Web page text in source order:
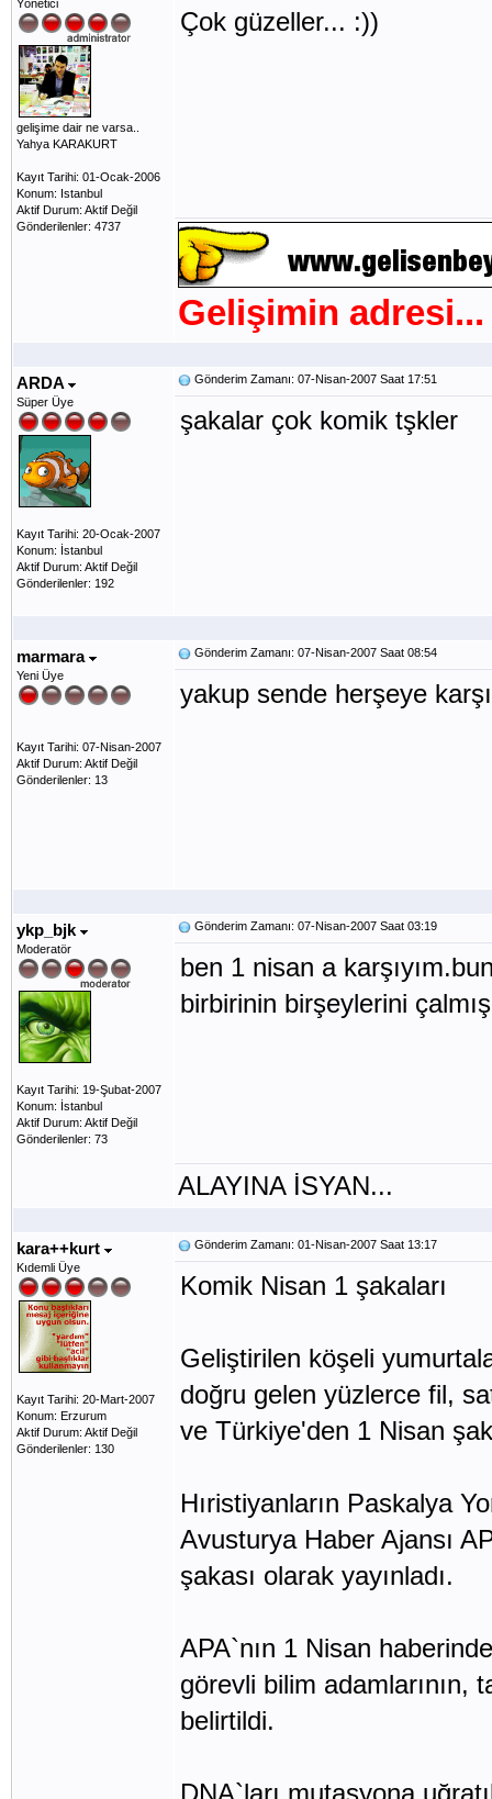
Yönetici
gelişime dair ne varsa..
Yahya KARAKURT
Kayıt Tarihi: 01-Ocak-2006
Konum: Istanbul
Aktif Durum: Aktif Değil
Gönderilenler: 4737
Çok güzeller... :))
Gelişimin adresi...
ARDA
Süper Üye
Kayıt Tarihi: 20-Ocak-2007
Konum: İstanbul
Aktif Durum: Aktif Değil
Gönderilenler: 192
Gönderim Zamanı: 07-Nisan-2007 Saat 17:51
şakalar çok komik tşkler
marmara
Yeni Üye
Kayıt Tarihi: 07-Nisan-2007
Aktif Durum: Aktif Değil
Gönderilenler: 13
Gönderim Zamanı: 07-Nisan-2007 Saat 08:54
yakup sende herşeye
ykp_bjk
Moderatör
Kayıt Tarihi: 19-Şubat-2007
Konum: İstanbul
Aktif Durum: Aktif Değil
Gönderilenler: 73
Gönderim Zamanı: 07-Nisan-2007 Saat 03:19
ben 1 nisan a
birbirinin birşeylerini
ALAYINA İSYAN...
kara++kurt
Kıdemli Üye
Kayıt Tarihi: 20-Mart-2007
Konum: Erzurum
Aktif Durum: Aktif Değil
Gönderilenler: 130
Gönderim Zamanı: 01-Nisan-2007 Saat 13:17
Komik Nisan 1 şakaları
Geliştirilen köşeli
doğru gelen yüzlerce fil,
ve Türkiye'den 1 Nisan
Hıristiyanların Paskalya
Avusturya Haber Ajansı
şakası olarak yayınladı.
APA`nın 1 Nisan
görevli bilim adamlarının,
belirtildi.
DNA`ları mutasyona